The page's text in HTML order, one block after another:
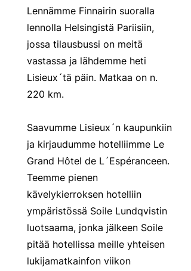
Lennämme Finnairin suoralla
lennolla Helsingistä Pariisiin,
jossa tilausbussi on meitä
vastassa ja lähdemme heti
Lisieux´tä päin. Matkaa on n.
220 km.
Saavumme Lisieux´n kaupunkiin
ja kirjaudumme hotelliimme Le
Grand Hôtel de L´Espéranceen.
Teemme pienen
kävelykierroksen hotelliin
ympäristössä Soile Lundqvistin
luotsaama, jonka jälkeen Soile
pitää hotellissa meille yhteisen
lukijamatkainfon viikon